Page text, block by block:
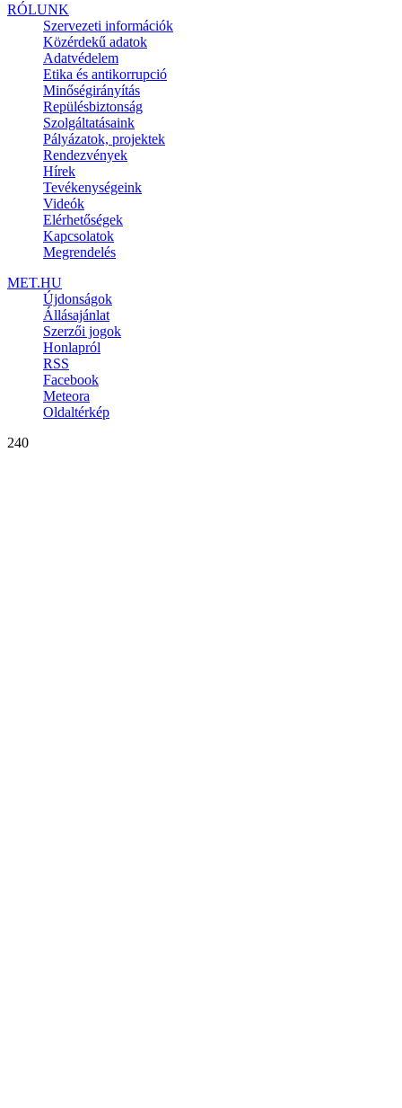
RÓLUNK
Szervezeti információk
Közérdekű adatok
Adatvédelem
Etika és antikorrupció
Minőségirányítás
Repülésbiztonság
Szolgáltatásaink
Pályázatok, projektek
Rendezvények
Hírek
Tevékenységeink
Videók
Elérhetőségek
Kapcsolatok
Megrendelés
MET.HU
Újdonságok
Állásajánlat
Szerzői jogok
Honlapról
RSS
Facebook
Meteora
Oldaltérkép
240